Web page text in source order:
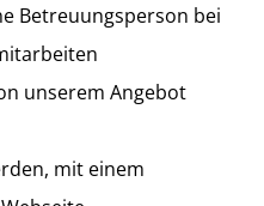
Betreuungsperson bei
unserem Angebot
mit einem